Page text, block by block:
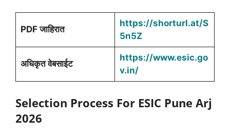
PDF जाहिरात
https://shorturl.at/S
5n5Z
अधिकृत वेबसाईट
https://www.esic.go
v.in/
Selection Process For ESIC Pune Arj
2026